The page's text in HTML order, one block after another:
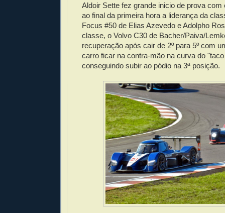
Aldoir Sette fez grande inicio de prova
ao final da primeira hora a liderança da
Focus #50 de Elias Azevedo e Adolpho
classe, o Volvo C30 de Bacher/Paiva/
recuperação após cair de 2º para 5º com
carro ficar na contra-mão na curva do
conseguindo subir ao pódio na 3ª posição.